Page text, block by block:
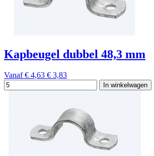
Kapbeugel dubbel 48,3 mm
Vanaf € 4,63 € 3,83
In winkelwagen